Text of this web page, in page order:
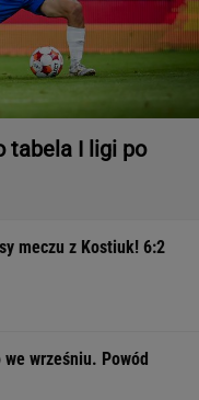
tabela I ligi po
meczu z Kostiuk! 6:2
wrześniu. Powód